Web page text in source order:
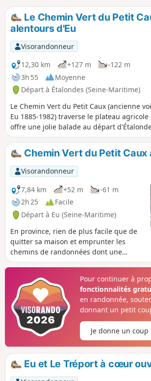
Le Chemin Vert du Petit
alentours d'Eu
Visorandonneur
12,30 km
+127 m
-122 m
3h 55
Moyenne
Départ à Étalondes (Seine-Maritime)
Le Chemin Vert du Petit Caux (ancienne
Eu 1885-1982) traverse le plateau
offre une jolie balade au départ
Chemin Vert du Petit Caux
Visorandonneur
7,84 km
+52 m
-61 m
2h 25
Facile
Départ à Eu (Seine-Maritime)
En province, rien de plus facile que de
quitter sa maison et emprunter les
chemins de randonnées dont une
grande partie est maintenant en enrobé
Pour continuer à
fonctionnalités
en randonnée,
donnant un petit
Je donne un
Eu et Le Tréport à cœur